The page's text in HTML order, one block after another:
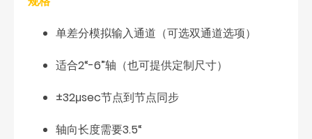
单差分模拟输入通道（可选双通道选项）
适合2“-6”轴（也可提供定制尺寸）
±32μsec节点到节点同步
轴向长度需要3.5“